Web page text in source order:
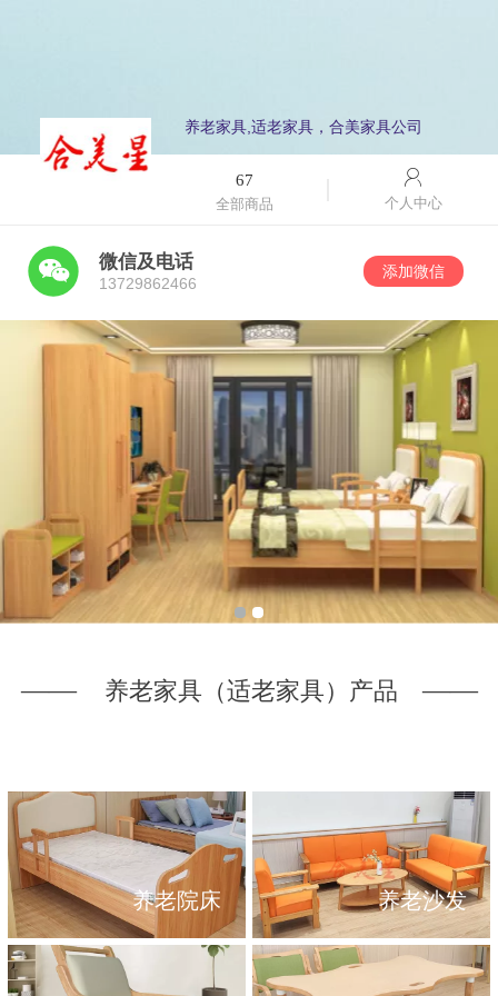
养老家具,适老家具，合美家具公司
67
全部商品 个人中心
微信及电话
13729862466
添加微信
—— 养老家具（适老家具）产品——
养老院床 养老沙发